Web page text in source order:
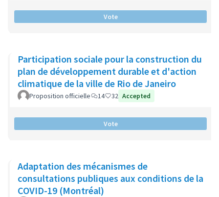
Vote
Participation sociale pour la construction du
plan de développement durable et d'action
climatique de la ville de Rio de Janeiro
Proposition officielle 14 32 Accepted
Vote
Adaptation des mécanismes de
consultations publiques aux conditions de la
COVID-19 (Montréal)